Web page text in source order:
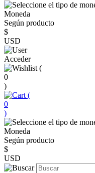
Moneda
Según producto
$
USD
Acceder
(
0
)
(
0
)
Moneda
Según producto
$
USD